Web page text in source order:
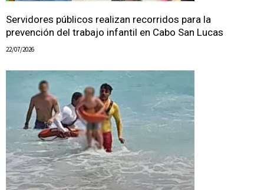
Servidores públicos realizan recorridos para la
prevención del trabajo infantil en Cabo San Lucas
22/07/2026